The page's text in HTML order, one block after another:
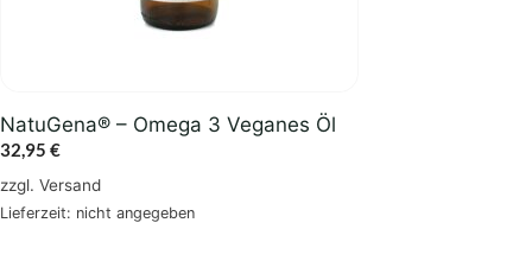
NatuGena® – Omega 3 Veganes Öl
32,95 €
zzgl. Versand
Lieferzeit: nicht angegeben